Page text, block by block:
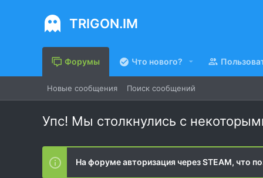
TRIGON.IM
Форумы Что нового?
Новые сообщения Поиск сообщений
Упс! Мы столкнулись с
На форуме авторизация через STEAM, что